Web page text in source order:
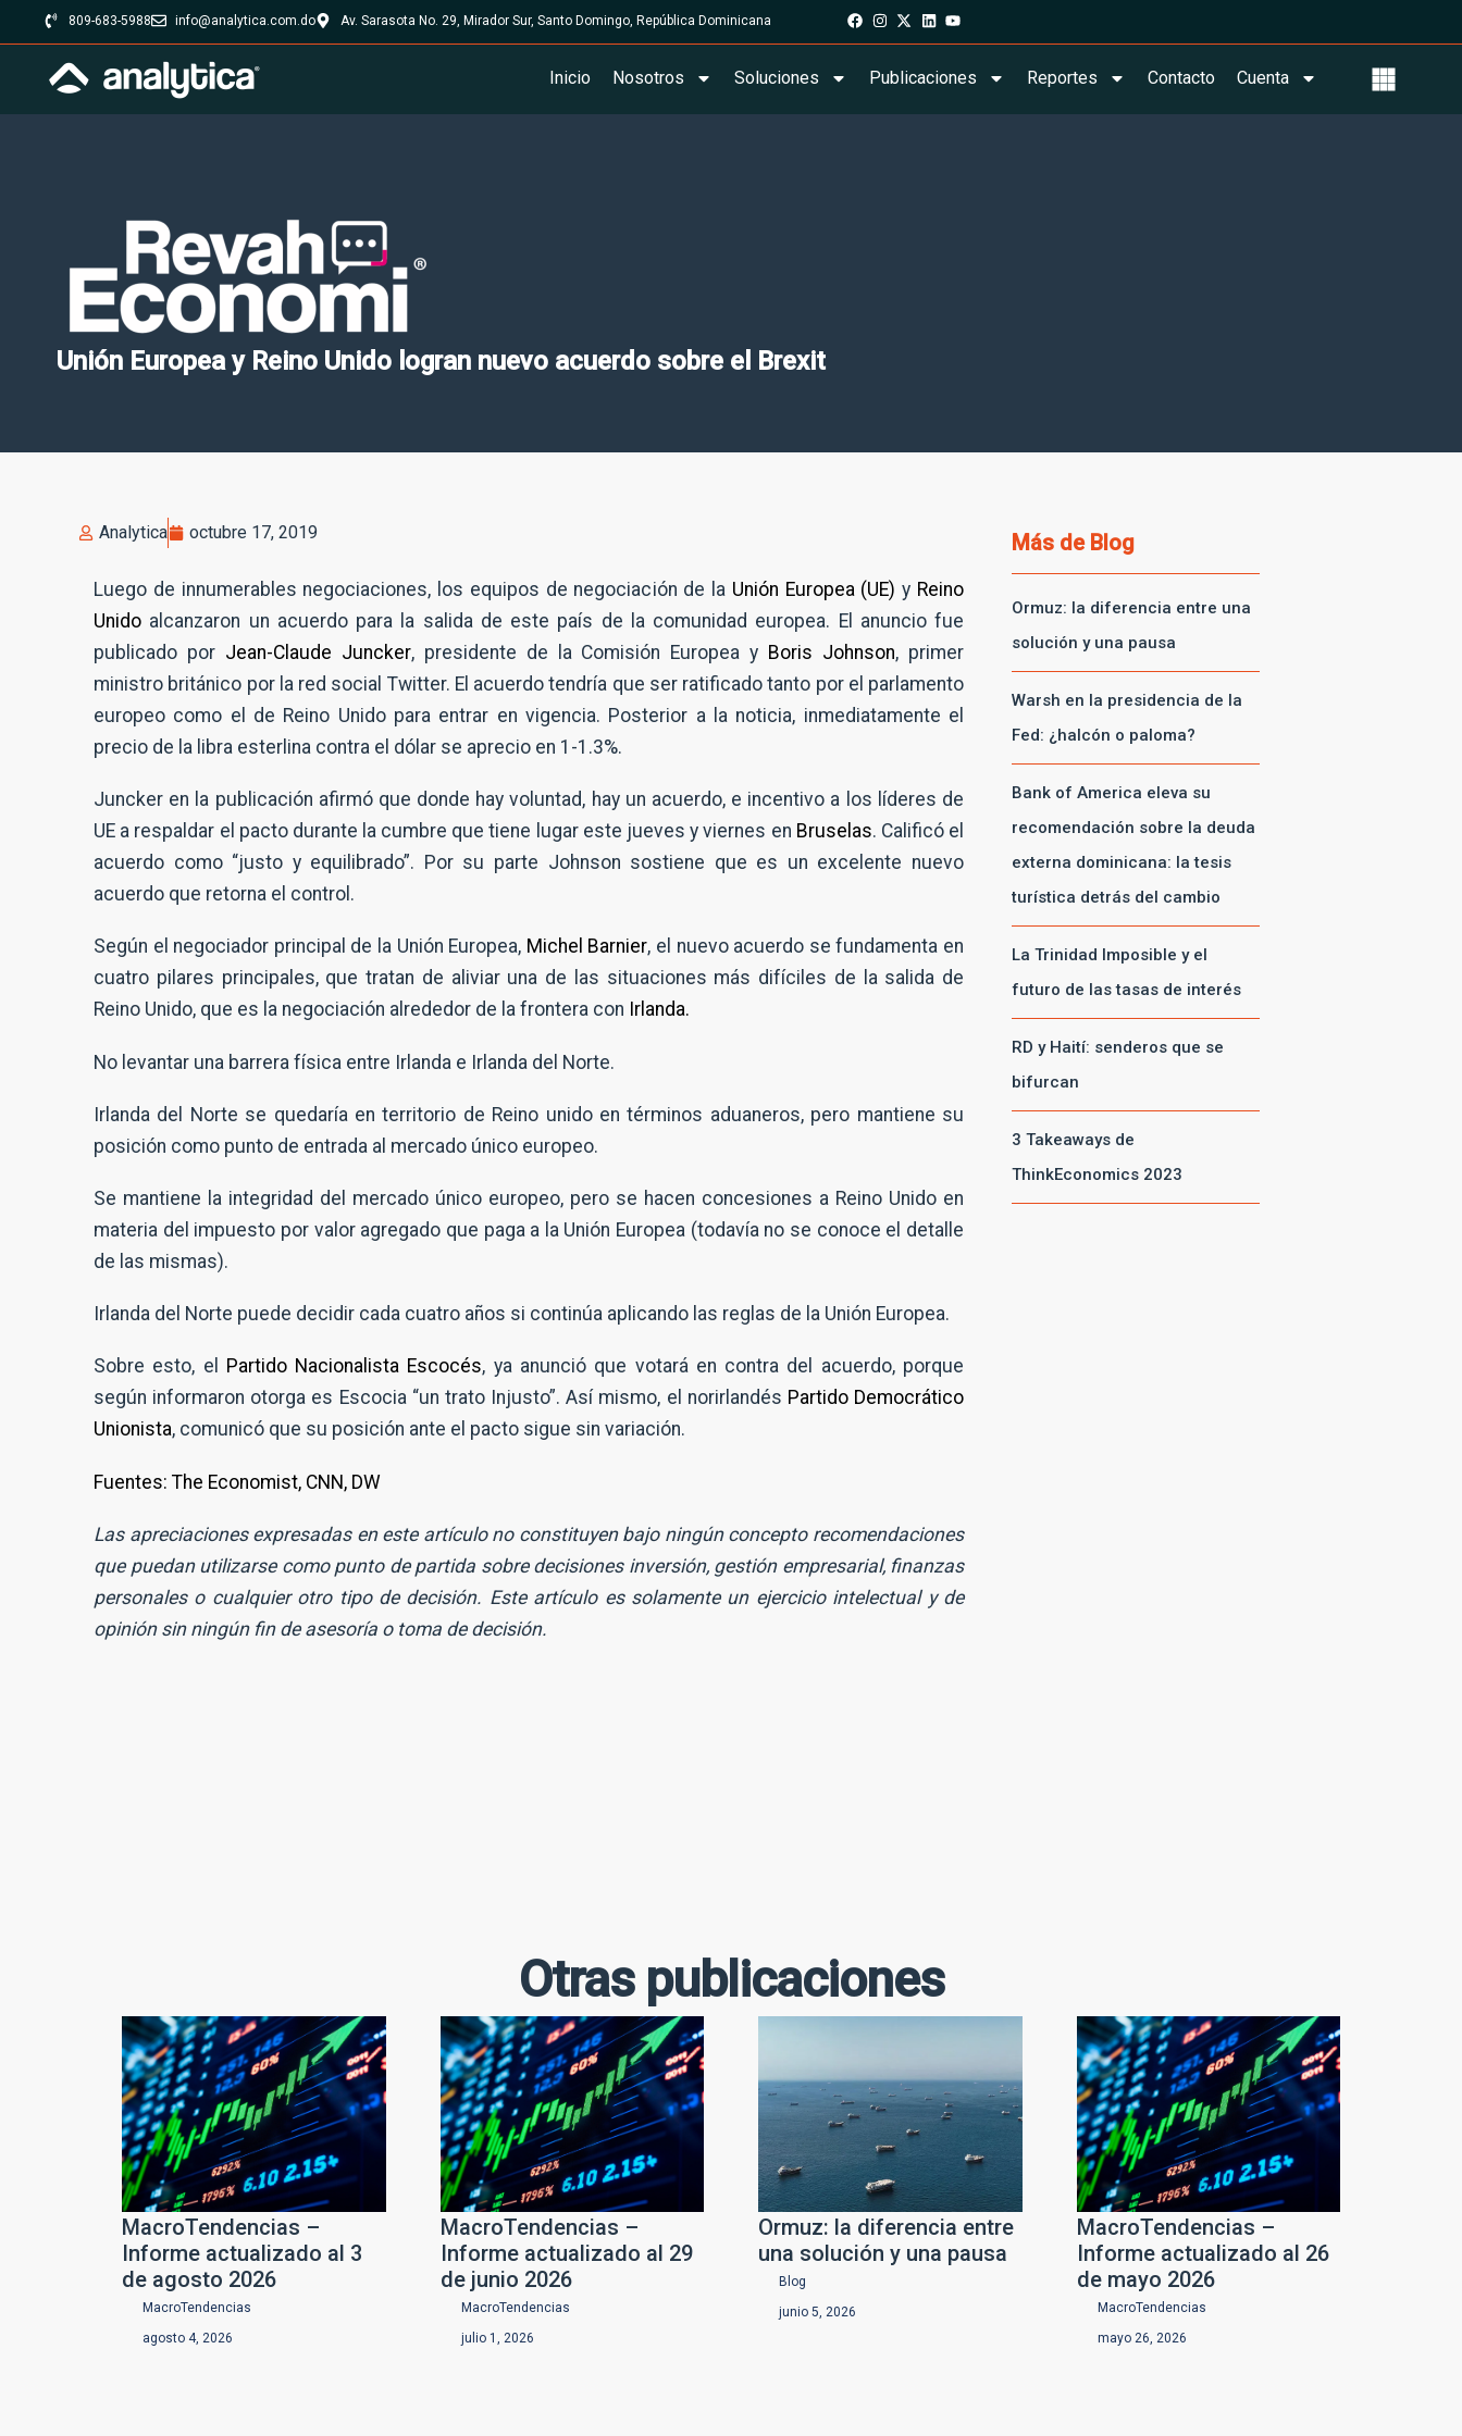
809-683-5988 info@analytica.com.do Av. Sarasota No. 29, Mirador Sur, Santo Domingo, República Dominicana
Inicio Nosotros Soluciones Publicaciones Reportes Contacto Cuenta
Unión Europea y Reino Unido logran nuevo acuerdo sobre el Brexit
Analytica octubre 17, 2019
Luego de innumerables negociaciones, los equipos de negociación de la Unión Europea (UE) y Reino
Unido alcanzaron un acuerdo para la salida de este país de la comunidad europea. El anuncio fue
publicado por Jean-Claude Juncker, presidente de la Comisión Europea y Boris Johnson, primer
ministro británico por la red social Twitter. El acuerdo tendría que ser ratificado tanto por el parlamento
europeo como el de Reino Unido para entrar en vigencia. Posterior a la noticia, inmediatamente el
precio de la libra esterlina contra el dólar se aprecio en 1-1.3%.
Juncker en la publicación afirmó que donde hay voluntad, hay un acuerdo, e incentivo a los líderes de
UE a respaldar el pacto durante la cumbre que tiene lugar este jueves y viernes en Bruselas. Calificó el
acuerdo como “justo y equilibrado”. Por su parte Johnson sostiene que es un excelente nuevo
acuerdo que retorna el control.
Según el negociador principal de la Unión Europea, Michel Barnier, el nuevo acuerdo se fundamenta en
cuatro pilares principales, que tratan de aliviar una de las situaciones más difíciles de la salida de
Reino Unido, que es la negociación alrededor de la frontera con Irlanda.
No levantar una barrera física entre Irlanda e Irlanda del Norte.
Irlanda del Norte se quedaría en territorio de Reino unido en términos aduaneros, pero mantiene su
posición como punto de entrada al mercado único europeo.
Se mantiene la integridad del mercado único europeo, pero se hacen concesiones a Reino Unido en
materia del impuesto por valor agregado que paga a la Unión Europea (todavía no se conoce el detalle
de las mismas).
Irlanda del Norte puede decidir cada cuatro años si continúa aplicando las reglas de la Unión Europea.
Sobre esto, el Partido Nacionalista Escocés, ya anunció que votará en contra del acuerdo, porque
según informaron otorga es Escocia “un trato Injusto”. Así mismo, el norirlandés Partido Democrático
Unionista, comunicó que su posición ante el pacto sigue sin variación.
Fuentes: The Economist, CNN, DW
Las apreciaciones expresadas en este artículo no constituyen bajo ningún concepto recomendaciones
que puedan utilizarse como punto de partida sobre decisiones inversión, gestión empresarial, finanzas
personales o cualquier otro tipo de decisión. Este artículo es solamente un ejercicio intelectual y de
opinión sin ningún fin de asesoría o toma de decisión.
Más de Blog
Ormuz: la diferencia entre una
solución y una pausa
Warsh en la presidencia de la
Fed: ¿halcón o paloma?
Bank of America eleva su
recomendación sobre la deuda
externa dominicana: la tesis
turística detrás del cambio
La Trinidad Imposible y el
futuro de las tasas de interés
RD y Haití: senderos que se
bifurcan
3 Takeaways de
ThinkEconomics 2023
Otras publicaciones
MacroTendencias –
Informe actualizado al 3
de agosto 2026
MacroTendencias
agosto 4, 2026
MacroTendencias –
Informe actualizado al 29
de junio 2026
MacroTendencias
julio 1, 2026
Ormuz: la diferencia entre
una solución y una pausa
Blog
junio 5, 2026
MacroTendencias –
Informe actualizado al 26
de mayo 2026
MacroTendencias
mayo 26, 2026
N
o
m
s
m
a
i
l Suscribirme